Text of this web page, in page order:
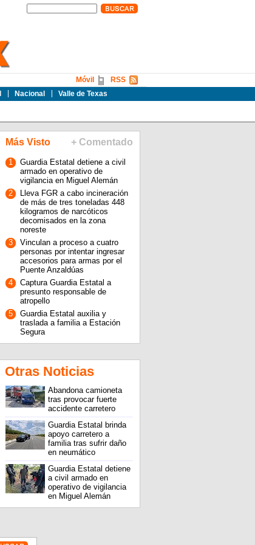
Nacional Valle de Texas
RSS
Móvil
Más Visto + Comentado
1
Guardia Estatal detiene a civil
armado en operativo de
vigilancia en Miguel Alemán
2
Lleva FGR a cabo incineración
de más de tres toneladas 448
kilogramos de narcóticos
decomisados en la zona
noreste
3
Vinculan a proceso a cuatro
personas por intentar ingresar
accesorios para armas por el
Puente Anzaldúas
4
Captura Guardia Estatal a
presunto responsable de
atropello
5
Guardia Estatal auxilia y
traslada a familia a Estación
Segura
Otras Noticias
Abandona camioneta
tras provocar fuerte
accidente carretero
Guardia Estatal brinda
apoyo carretero a
familia tras sufrir daño
en neumático
Guardia Estatal detiene
a civil armado en
operativo de vigilancia
en Miguel Alemán